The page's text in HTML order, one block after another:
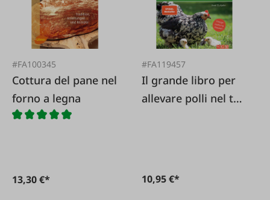
#FA100345
Cottura del pane nel
forno a legna
13,30 €*
#FA119457
Il grande libro per
allevare polli nel tuo
10,95 €*